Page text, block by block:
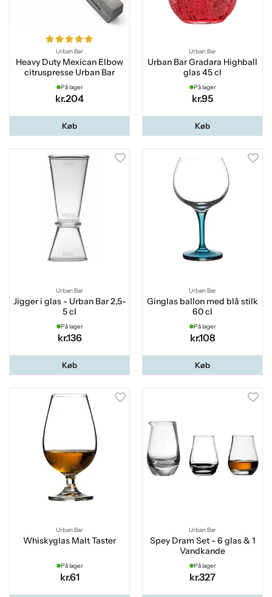
Urban Bar
Heavy Duty Mexican Elbow
citruspresse Urban Bar
På lager
kr.204
Køb
Urban Bar
Urban Bar Gradara Highball
glas 45 cl
På lager
kr.95
Køb
Urban Bar
Jigger i glas - Urban Bar 2,5-
5 cl
På lager
kr.136
Køb
Urban Bar
Ginglas ballon med blå stilk
60 cl
På lager
kr.108
Køb
Urban Bar
Whiskyglas Malt Taster
På lager
kr.61
Urban Bar
Spey Dram Set - 6 glas & 1
Vandkande
På lager
kr.327